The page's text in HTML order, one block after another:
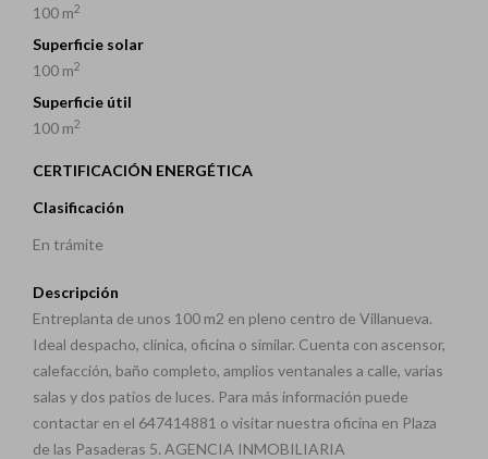
100 m2
Superficie solar
100 m2
Superficie útil
100 m2
CERTIFICACIÓN ENERGÉTICA
Clasificación
En trámite
Descripción
Entreplanta de unos 100 m2 en pleno centro de Villanueva.
Ideal despacho, clínica, oficina o similar. Cuenta con ascensor,
calefacción, baño completo, amplios ventanales a calle, varias
salas y dos patios de luces. Para más información puede
contactar en el 647414881 o visitar nuestra oficina en Plaza
de las Pasaderas 5. AGENCIA INMOBILIARIA